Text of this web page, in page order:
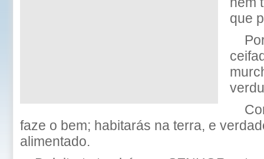
que
faze o bem; habitarás na terra, e
alimentado.